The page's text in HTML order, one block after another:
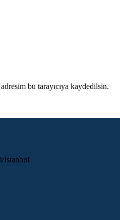
bu tarayıcıya kaydedilsin.
İstanbul